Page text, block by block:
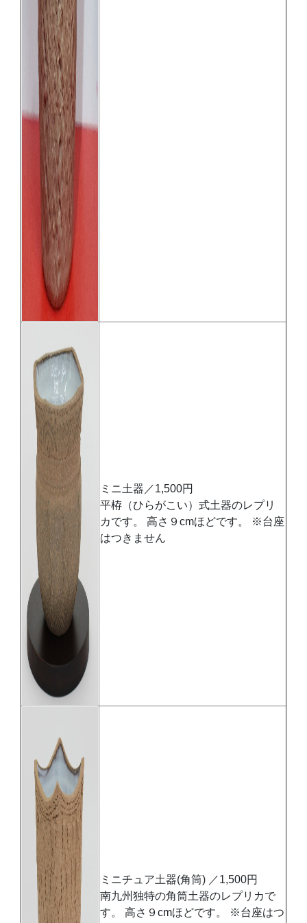
ミニ土器／1,500円
平栫 （ひらがこい） 式土器のレプリ
カです。
高さ９cmほどです。 ※台座
はつきません
ミニチュア土器(角筒) ／1,500円
南九州独特の角筒土器のレプリカで
す。 高さ９cmほどです。 ※台座はつ